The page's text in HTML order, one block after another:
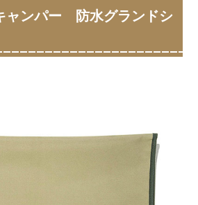
ャンパー 防水グランドシ